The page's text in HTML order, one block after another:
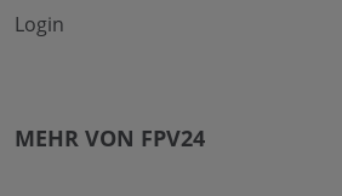
Login
MEHR VON FPV24